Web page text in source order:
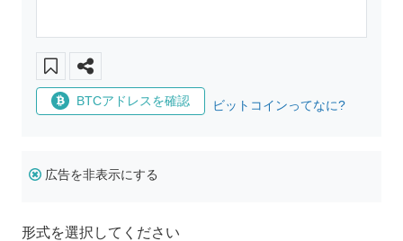
BTCアドレスを確認 ビットコインってなに?
広告を非表示にする
形式を選択してください